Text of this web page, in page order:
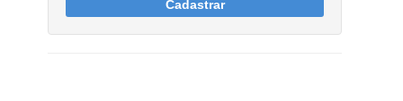
Cadastrar